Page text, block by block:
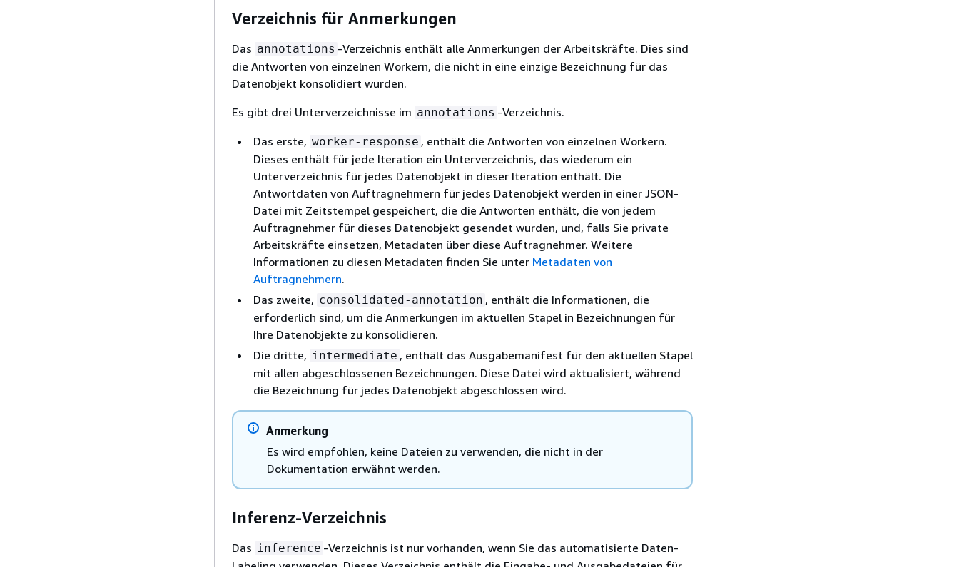
Verzeichnis für Anmerkungen
Das annotations -Verzeichnis enthält alle Anmerkungen der Arbeitskräfte. Dies sind
die Antworten von einzelnen Workern, die nicht in eine einzige Bezeichnung für das
Datenobjekt konsolidiert wurden.
Es gibt drei Unterverzeichnisse im annotations -Verzeichnis.
Das erste, worker-response , enthält die Antworten von einzelnen Workern.
Dieses enthält für jede Iteration ein Unterverzeichnis, das wiederum ein
Unterverzeichnis für jedes Datenobjekt in dieser Iteration enthält. Die
Antwortdaten von Auftragnehmern für jedes Datenobjekt werden in einer JSON-
Datei mit Zeitstempel gespeichert, die die Antworten enthält, die von jedem
Auftragnehmer für dieses Datenobjekt gesendet wurden, und, falls Sie private
Arbeitskräfte einsetzen, Metadaten über diese Auftragnehmer. Weitere
Informationen zu diesen Metadaten finden Sie unter Metadaten von
Auftragnehmern.
Das zweite, consolidated-annotation , enthält die Informationen, die
erforderlich sind, um die Anmerkungen im aktuellen Stapel in Bezeichnungen für
Ihre Datenobjekte zu konsolidieren.
Die dritte, intermediate , enthält das Ausgabemanifest für den aktuellen Stapel
mit allen abgeschlossenen Bezeichnungen. Diese Datei wird aktualisiert, während
die Bezeichnung für jedes Datenobjekt abgeschlossen wird.
Anmerkung
Es wird empfohlen, keine Dateien zu verwenden, die nicht in der
Dokumentation erwähnt werden.
Inferenz-Verzeichnis
Das inference -Verzeichnis ist nur vorhanden, wenn Sie das automatisierte Daten-